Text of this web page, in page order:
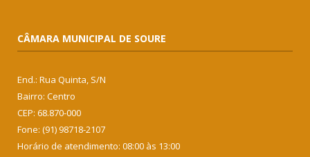
CÂMARA MUNICIPAL DE SOURE
End.: Rua Quinta, S/N
Bairro: Centro
CEP: 68.870-000
Fone: (91) 98718-2107
Horário de atendimento: 08:00 às 13:00